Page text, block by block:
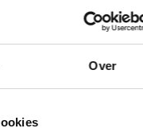
Over
minimaal 52